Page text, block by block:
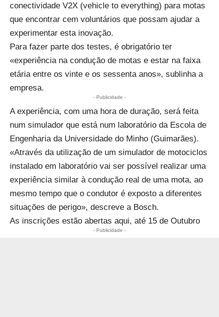
conectividade V2X (vehicle to everything) para motas
que encontrar cem voluntários que possam ajudar a
experimentar esta inovação.
Para fazer parte dos testes, é obrigatório ter
«experiência na condução de motas e estar na faixa
etária entre os vinte e os sessenta anos», sublinha a
empresa.
- Publicidade -
A experiência, com uma hora de duração, será feita
num simulador que está num laboratório da Escola de
Engenharia da Universidade do Minho (Guimarães).
«Através da utilização de um simulador de motociclos
instalado em laboratório vai ser possível realizar uma
experiência similar à condução real de uma mota, ao
mesmo tempo que o condutor é exposto a diferentes
situações de perigo», descreve a Bosch.
As inscrições estão abertas aqui, até 15 de Outubro
- Publicidade -